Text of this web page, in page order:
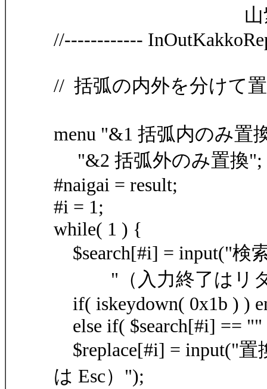
山紫水
//------------
// 括弧の内外を分け
menu "&1 括弧内のみ置
"&2 括弧外のみ置換";
#naigai = result;
#i = 1;
while( 1 ) {
$search[#i] = input("検
"（入力終了はリタ
if( iskeydown( 0x1b ) )
else if( $search[#i] == ""
$replace[#i] = input("
は Esc）");